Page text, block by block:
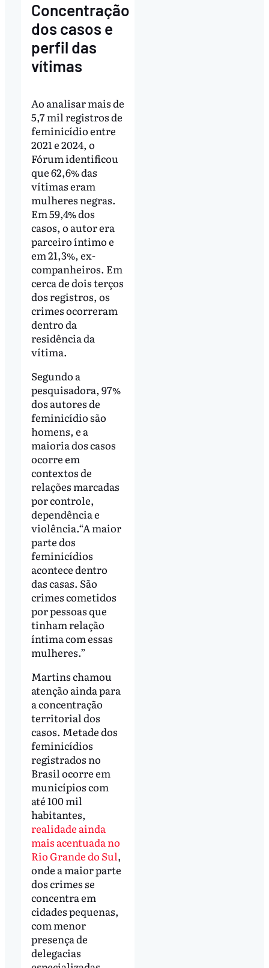
Concentração
dos casos e
perfil das
vítimas
Ao analisar mais de
5,7 mil registros de
feminicídio entre
2021 e 2024, o
Fórum identificou
que 62,6% das
vítimas eram
mulheres negras.
Em 59,4% dos
casos, o autor era
parceiro íntimo e
em 21,3%, ex-
companheiros. Em
cerca de dois terços
dos registros, os
crimes ocorreram
dentro da
residência da
vítima.
Segundo a
pesquisadora, 97%
dos autores de
feminicídio são
homens, e a
maioria dos casos
ocorre em
contextos de
relações marcadas
por controle,
dependência e
violência.“A maior
parte dos
feminicídios
acontece dentro
das casas. São
crimes cometidos
por pessoas que
tinham relação
íntima com essas
mulheres.”
Martins chamou
atenção ainda para
a concentração
territorial dos
casos. Metade dos
feminicídios
registrados no
Brasil ocorre em
municípios com
até 100 mil
habitantes,
realidade ainda
mais acentuada no
Rio Grande do Sul,
onde a maior parte
dos crimes se
concentra em
cidades pequenas,
com menor
presença de
delegacias